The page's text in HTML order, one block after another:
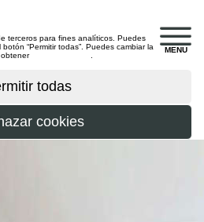
MENU
terceros para fines analíticos. Puedes
“Permitir todas”. Puedes cambiar la
obtener